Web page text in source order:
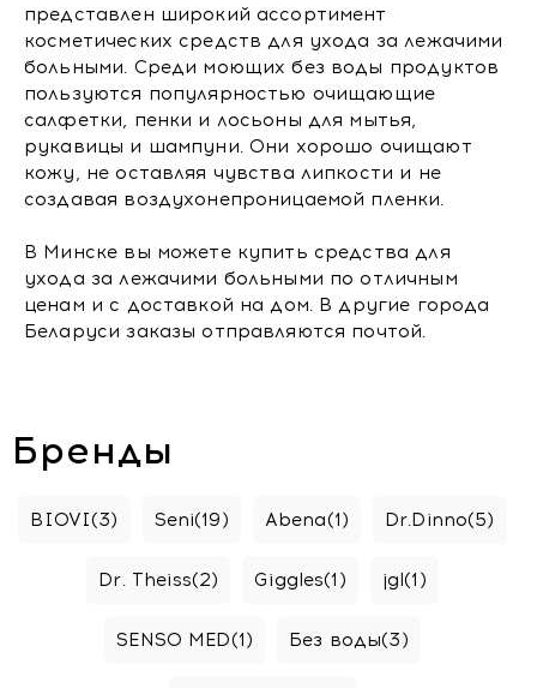
представлен широкий ассортимент
косметических средств для ухода за лежачими
больными. Среди моющих без воды продуктов
пользуются популярностью очищающие
салфетки, пенки и лосьоны для мытья,
рукавицы и шампуни. Они хорошо очищают
кожу, не оставляя чувства липкости и не
создавая воздухонепроницаемой пленки.
В Минске вы можете купить средства для
ухода за лежачими больными по отличным
ценам и с доставкой на дом. В другие города
Беларуси заказы отправляются почтой.
Бренды
BIOVI(3) Seni(19) Abena(1) Dr.Dinno(5)
Dr. Theiss(2) Giggles(1) jgl(1)
SENSO MED(1) Без воды(3)